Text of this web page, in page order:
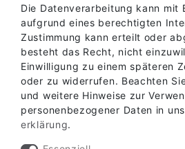
KONTAKT
Die Datenverarbeitung kann mit
aufgrund eines berechtigten
Zustimmung kann erteilt oder
besteht das Recht, nicht
Einwilligung zu einem späteren
oder zu widerrufen. Beachten
und weitere Hinweise zur
personenbezogener Daten in
erklärung.